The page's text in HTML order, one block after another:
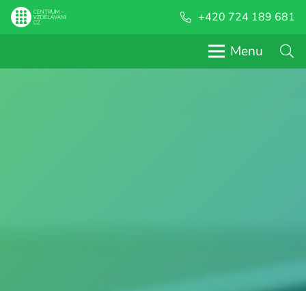
+420 724 189 681
Menu